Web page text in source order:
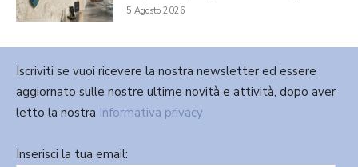
5 Agosto 2026
Iscriviti se vuoi ricevere la nostra newsletter ed essere
aggiornato sulle nostre ultime novità e attività, dopo aver
letto la nostra Informativa privacy
Inserisci la tua email: